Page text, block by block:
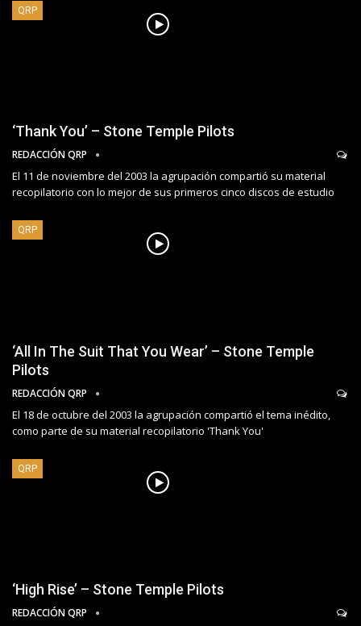
QRP
‘Thank You’ – Stone Temple Pilots
REDACCIÓN QRP
El 11 de noviembre del 2003 la agrupación compartió su material
recopilatorio con lo mejor de sus primeros cinco discos de estudio
QRP
‘All In The Suit That You Wear’ – Stone Temple
Pilots
REDACCIÓN QRP
El 18 de octubre del 2003 la agrupación compartió el tema inédito,
como parte de su material recopilatorio 'Thank You'
QRP
‘High Rise’ – Stone Temple Pilots
REDACCIÓN QRP